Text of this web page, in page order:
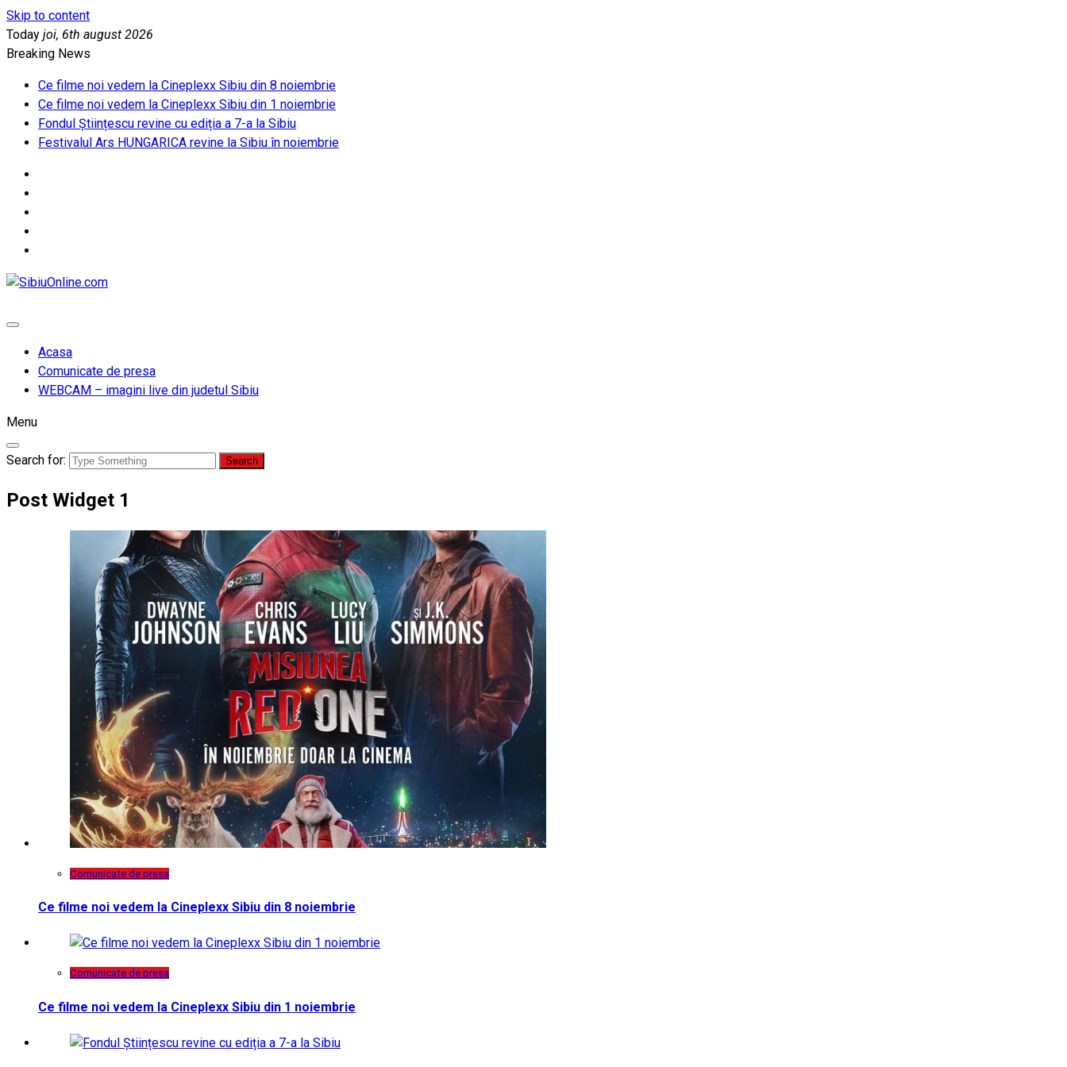
Skip to content
Today joi, 6th august 2026
Breaking News
Ce filme noi vedem la Cineplexx Sibiu din 8 noiembrie
Ce filme noi vedem la Cineplexx Sibiu din 1 noiembrie
Fondul Științescu revine cu ediția a 7-a la Sibiu
Festivalul Ars HUNGARICA revine la Sibiu în noiembrie
Acasa
Comunicate de presa
WEBCAM – imagini live din judetul Sibiu
Menu
Search for:
Post Widget 1
Comunicate de presa
Ce filme noi vedem la Cineplexx Sibiu din 8 noiembrie
Comunicate de presa
Ce filme noi vedem la Cineplexx Sibiu din 1 noiembrie